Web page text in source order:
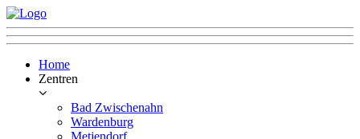
Home
Zentren
Bad Zwischenahn
Wardenburg
Metjendorf